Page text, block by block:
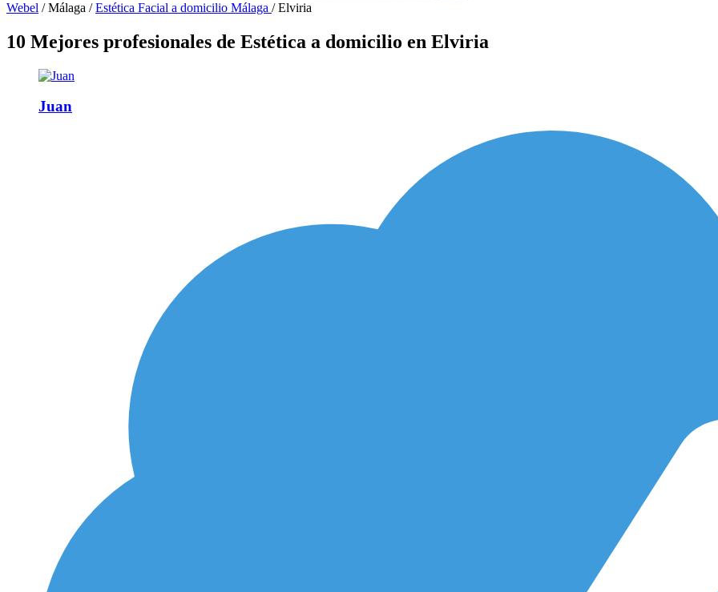
Webel / Málaga / Estética Facial a domicilio Málaga / Elviria
10 Mejores profesionales de Estética a domicilio en Elviria
Juan